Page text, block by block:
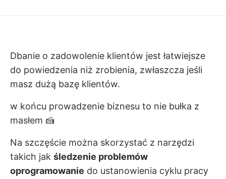
Dbanie o zadowolenie klientów jest łatwiejsze
do powiedzenia niż zrobienia, zwłaszcza jeśli
masz dużą bazę klientów.
w końcu prowadzenie biznesu to nie bułka z
masłem 🍰
Na szczęście można skorzystać z narzędzi
takich jak śledzenie problemów
oprogramowanie do ustanowienia cyklu pracy